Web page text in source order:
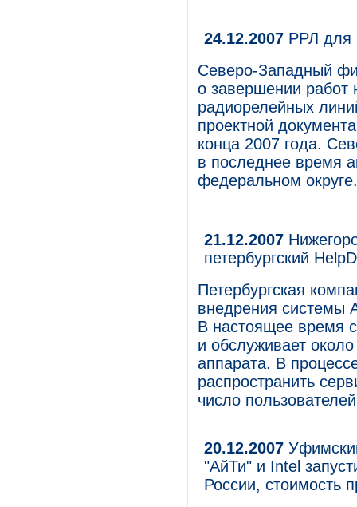
24.12.2007 РРЛ для
Северо-Западный
о завершении работ
радиорелейных
проектной
конца 2007 года.
в последнее время
федеральном округе.
21.12.2007
петербургский
Петербургская
внедрения системы
В настоящее время
и обслуживает
аппарата. В
распространить
число
20.12.2007
"АйТи" и Intel
России, стоимость